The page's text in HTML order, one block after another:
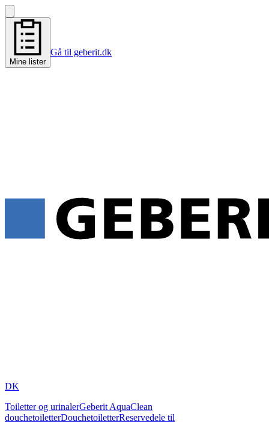
Mine lister
Gå til geberit.dk
DK
Toiletter og urinalerGeberit AquaClean
douchetoiletterDouchetoiletterReservedele til